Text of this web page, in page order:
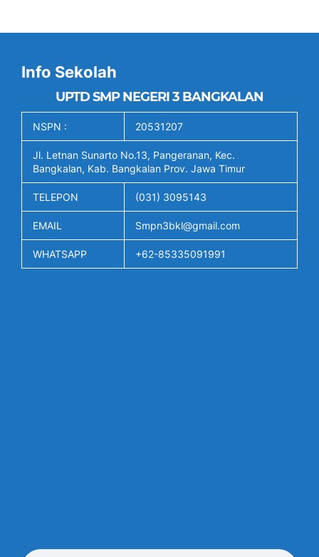
Info Sekolah
UPTD SMP NEGERI 3 BANGKALAN
NSPN : 20531207
Jl. Letnan Sunarto No.13, Pangeranan, Kec.
Bangkalan, Kab. Bangkalan Prov. Jawa Timur
TELEPON (031) 3095143
EMAIL Smpn3bkl@gmail.com
WHATSAPP +62-85335091991